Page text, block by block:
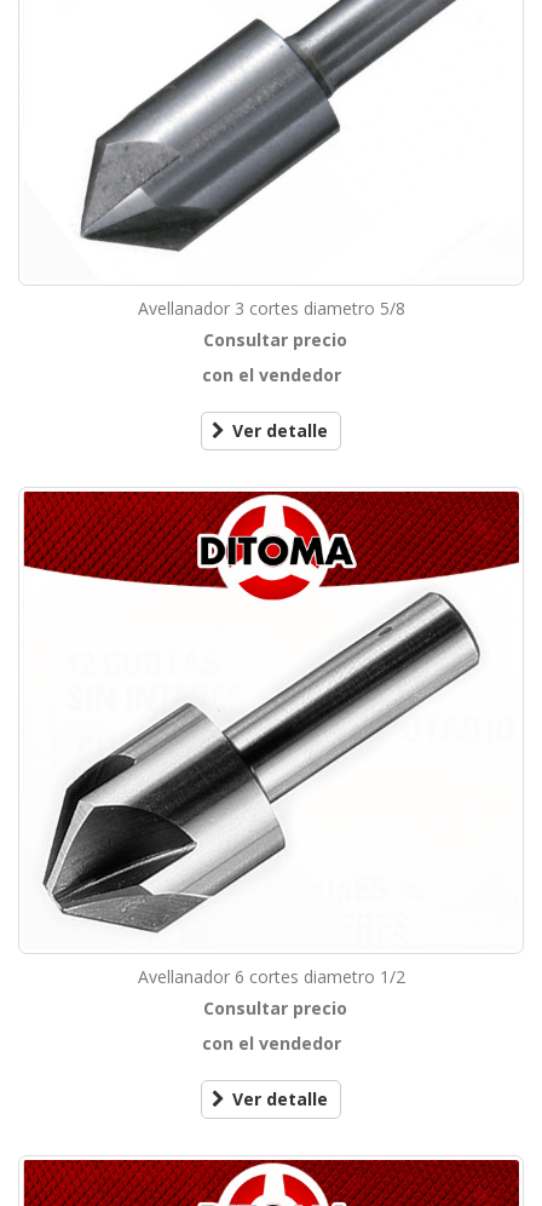
Avellanador 3 cortes diametro 5/8
Consultar precio
con el vendedor
Ver detalle
Avellanador 6 cortes diametro 1/2
Consultar precio
con el vendedor
Ver detalle